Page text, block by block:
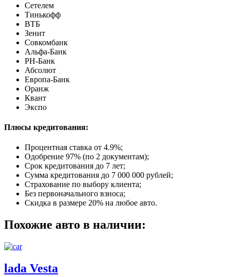
Сетелем
Тинькофф
ВТБ
Зенит
Совкомбанк
Альфа-Банк
РН-Банк
Абсолют
Европа-Банк
Оранж
Квант
Экспо
Плюсы кредитования:
Процентная ставка от 4.9%;
Одобрение 97% (по 2 документам);
Срок кредитования до 7 лет;
Сумма кредитования до 7 000 000 рублей;
Страхование по выбору клиента;
Без первоначального взноса;
Скидка в размере 20% на любое авто.
Похожие авто в наличии:
lada Vesta